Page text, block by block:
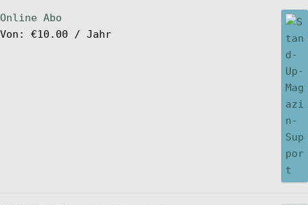
Online Abo
Von: €10.00 / Jahr